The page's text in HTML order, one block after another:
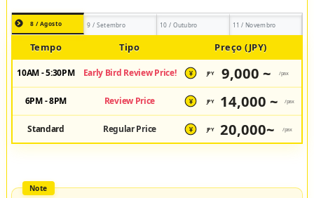
8 / Agosto 9 / Setembro 10 / Outubro 11 / Novembro
Tempo Tipo Preço (JPY)
10AM - 5:30PM Early Bird Review Price! ¥ JPY 9,000 ~ /pax
6PM - 8PM Review Price ¥ JPY 14,000 ~ /pax
Standard Regular Price ¥ JPY 20,000~ /pax